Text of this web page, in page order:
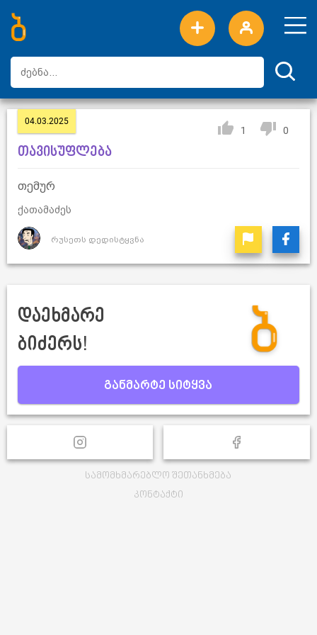
ახალი სიტყვები
ტოპ სიტყვები
დღის ტოპ სიტყვები
ტოპ მომხმარებლები
04.03.2025
1 0
თავისუფლება
თემურ
ქათამაძეს
რუსეთს დედისტყვნა
დაეხმარე
ბიძერს!
განმარტე სიტყვა
სამომხმარებლო შეთანხმება
კონტაქტი